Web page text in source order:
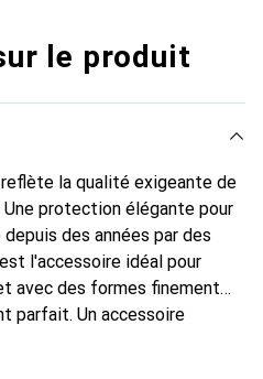
le produit
la qualité exigeante de
Une protection élégante pour
des années par des
l'accessoire idéal pour
avec des formes finement
parfait. Un accessoire
internationalement pour ses